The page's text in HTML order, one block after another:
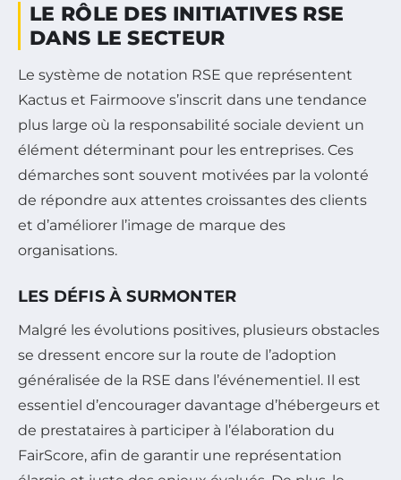
LE RÔLE DES INITIATIVES RSE
DANS LE SECTEUR
Le système de notation RSE que représentent
Kactus et Fairmoove s’inscrit dans une tendance
plus large où la responsabilité sociale devient un
élément déterminant pour les entreprises. Ces
démarches sont souvent motivées par la volonté
de répondre aux attentes croissantes des clients
et d’améliorer l’image de marque des
organisations.
LES DÉFIS À SURMONTER
Malgré les évolutions positives, plusieurs obstacles
se dressent encore sur la route de l’adoption
généralisée de la RSE dans l’événementiel. Il est
essentiel d’encourager davantage d’hébergeurs et
de prestataires à participer à l’élaboration du
FairScore, afin de garantir une représentation